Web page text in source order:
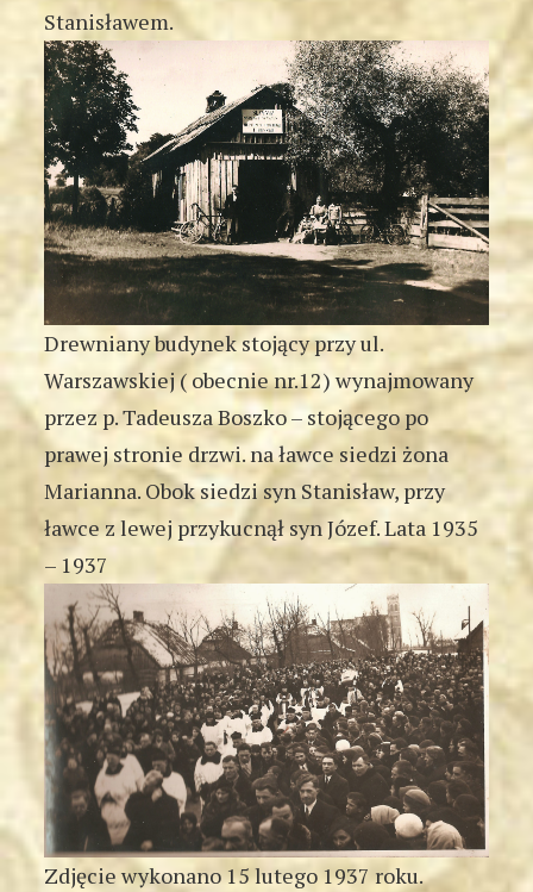
Stanisławem.
Drewniany budynek stojący przy ul.
Warszawskiej ( obecnie nr.12) wynajmowany
przez p. Tadeusza Boszko – stojącego po
prawej stronie drzwi. na ławce siedzi żona
Marianna. Obok siedzi syn Stanisław, przy
ławce z lewej przykucnął syn Józef. Lata 1935
– 1937
Zdjęcie wykonano 15 lutego 1937 roku.